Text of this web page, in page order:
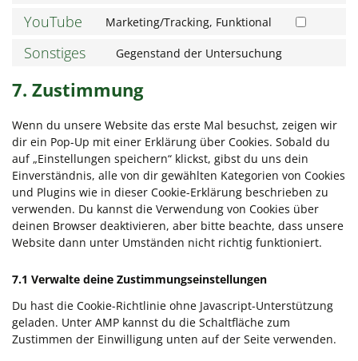
service
YouTube Marketing/Tracking, Funktional
Consent
Sonstiges Gegenstand der Untersuchung
7. Zustimmung
Wenn du unsere Website das erste Mal besuchst, zeigen wir
dir ein Pop-Up mit einer Erklärung über Cookies. Sobald du
auf „Einstellungen speichern“ klickst, gibst du uns dein
Einverständnis, alle von dir gewählten Kategorien von Cookies
und Plugins wie in dieser Cookie-Erklärung beschrieben zu
verwenden. Du kannst die Verwendung von Cookies über
deinen Browser deaktivieren, aber bitte beachte, dass unsere
Website dann unter Umständen nicht richtig funktioniert.
7.1 Verwalte deine Zustimmungseinstellungen
Du hast die Cookie-Richtlinie ohne Javascript-Unterstützung
geladen. Unter AMP kannst du die Schaltfläche zum
Zustimmen der Einwilligung unten auf der Seite verwenden.